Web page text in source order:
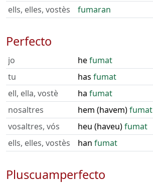
ells, elles, vostès fumaran
Perfecto
jo hefumat
tu
has fumat
ell, ella, vostè
ha fumat
nosaltres
hem (havem)fumat
vosaltres, vós
heu (haveu)fumat
ells, elles, vostès
han fumat
Pluscuamperfecto